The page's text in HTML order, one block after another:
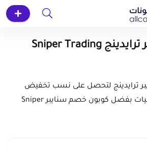
كود خصم سنايبر ترايدينج Sniper Trading
ترايدينج لتحصل على نسب تخفيض
مضمونة على كل الطلبيات بفضل كوبون خصم سنايبر Sniper